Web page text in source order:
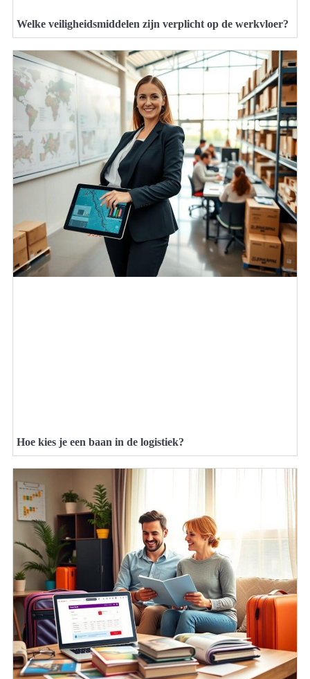
Welke veiligheidsmiddelen zijn verplicht op de werkvloer?
Hoe kies je een baan in de logistiek?